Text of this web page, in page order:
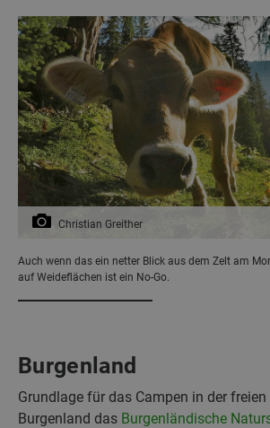
Christian Greither
Auch wenn das ein netter Blick aus dem Zelt am
auf Weideflächen ist ein No-Go.
Burgenland
Grundlage für das Campen in der
Burgenland das Burgenländische